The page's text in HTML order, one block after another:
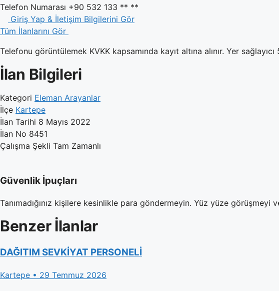
Telefon Numarası +90 532 133 ** **
Giriş Yap & İletişim Bilgilerini Gör
Tüm İlanlarını Gör
Telefonu görüntülemek KVKK kapsamında kayıt altına alınır. Yer
İlan Bilgileri
Kategori Eleman Arayanlar
İlçe Kartepe
İlan Tarihi 8 Mayıs 2022
İlan No 8451
Çalışma Şekli Tam Zamanlı
Güvenlik İpuçları
Tanımadığınız kişilere kesinlikle para göndermeyin. Yüz yüze görüşmeyi
Benzer İlanlar
DAĞITIM SEVKİYAT PERSONELİ
Kartepe • 29 Temmuz 2026